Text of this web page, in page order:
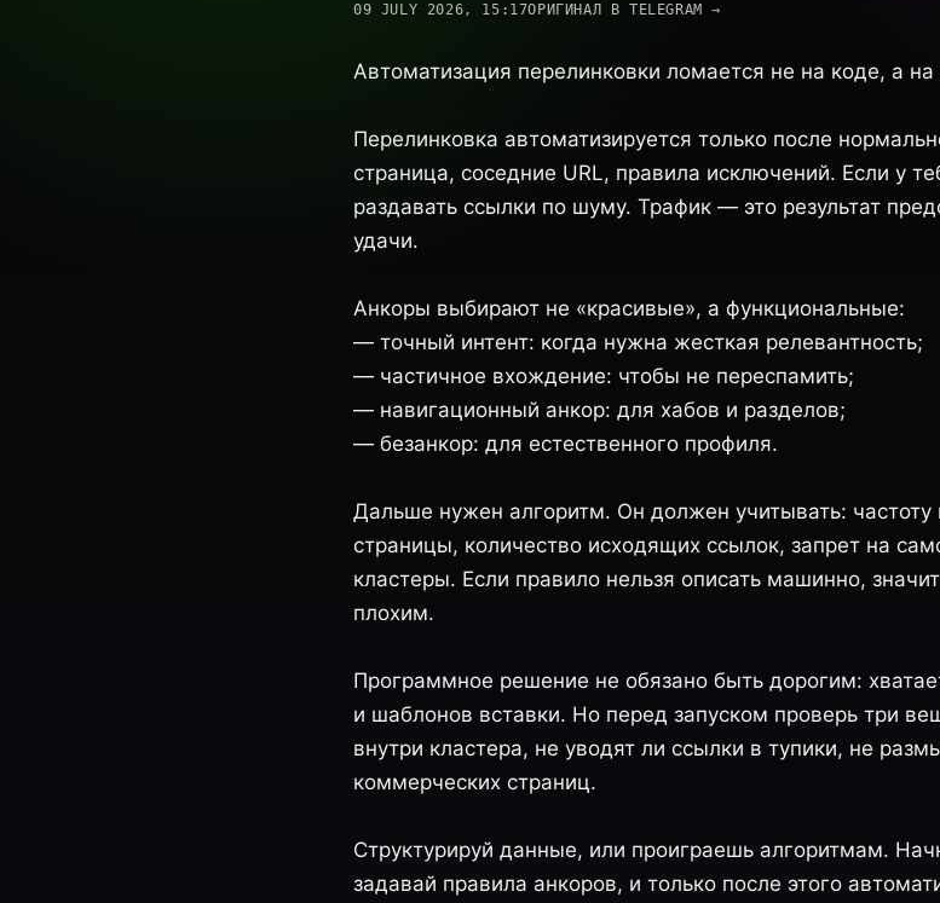
09 JULY 2026, 15:17ОРИГИНАЛ В TELEGRAM →
Автоматизация перелинковки ломается не на коде, а
Перелинковка автоматизируется только после
страница, соседние URL, правила исключений. Если у
раздавать ссылки по шуму. Трафик — это результат
удачи.
Анкоры выбирают не «красивые», а функциональные:
— точный интент: когда нужна жесткая релевантность;
— частичное вхождение: чтобы не переспамить;
— навигационный анкор: для хабов и разделов;
— безанкор: для естественного профиля.
Дальше нужен алгоритм. Он должен учитывать: частоту
страницы, количество исходящих ссылок, запрет на
кластеры. Если правило нельзя описать машинно,
плохим.
Программное решение не обязано быть дорогим:
и шаблонов вставки. Но перед запуском проверь три
внутри кластера, не уводят ли ссылки в тупики, не
коммерческих страниц.
Структурируй данные, или проиграешь алгоритмам.
задавай правила анкоров, и только после этого